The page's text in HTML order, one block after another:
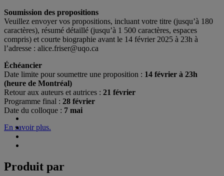
Soumission des propositions
Veuillez envoyer vos propositions, incluant votre titre (jusqu’à 180
caractères), résumé détaillé (jusqu’à 1 500 caractères, espaces
compris) et courte biographie avant le 14 février 2025 à 23h à
l’adresse : alice.friser@uqo.ca
Échéancier
Date limite pour soumettre une proposition : 14 février à 23h
(heure de Montréal)
Retour aux auteurs et autrices : 21 février
Programme final : 28 février
Date du colloque : 7 mai
En savoir plus.
Produit par